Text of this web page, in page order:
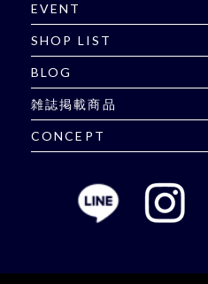
EVENT
SHOP LIST
BLOG
雑誌掲載商品
CONCEPT